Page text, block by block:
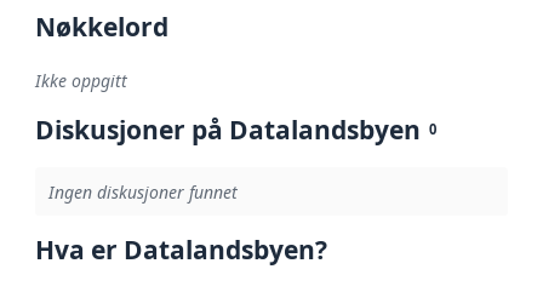
Nøkkelord
Ikke oppgitt
Diskusjoner på Datalandsbyen 0
Ingen diskusjoner funnet
Hva er Datalandsbyen?